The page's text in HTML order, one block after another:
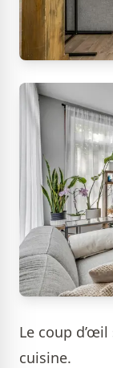
Le coup
cuisine.